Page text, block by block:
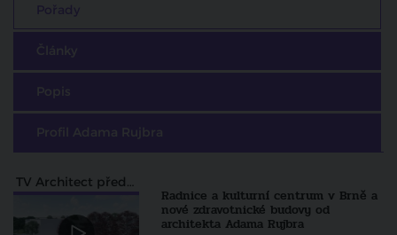
Pořady
Články
Popis
Profil Adama Rujbra
TV Architect představuje
Radnice a kulturní centrum v Brně a
nové zdravotnické budovy od
architekta Adama Rujbra